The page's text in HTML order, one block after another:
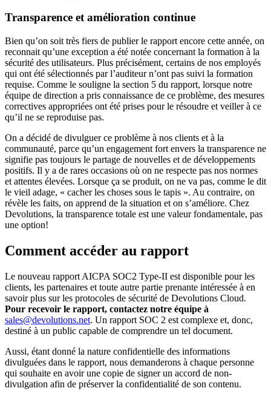
Transparence et amélioration continue
Bien qu’on soit très fiers de publier le rapport encore cette année, on
reconnait qu’une exception a été notée concernant la formation à la
sécurité des utilisateurs. Plus précisément, certains de nos employés
qui ont été sélectionnés par l’auditeur n’ont pas suivi la formation
requise. Comme le souligne la section 5 du rapport, lorsque notre
équipe de direction a pris connaissance de ce problème, des mesures
correctives appropriées ont été prises pour le résoudre et veiller à ce
qu’il ne se reproduise pas.
On a décidé de divulguer ce problème à nos clients et à la
communauté, parce qu’un engagement fort envers la transparence ne
signifie pas toujours le partage de nouvelles et de développements
positifs. Il y a de rares occasions où on ne respecte pas nos normes
et attentes élevées. Lorsque ça se produit, on ne va pas, comme le dit
le vieil adage, « cacher les choses sous le tapis ». Au contraire, on
révèle les faits, on apprend de la situation et on s’améliore. Chez
Devolutions, la transparence totale est une valeur fondamentale, pas
une option!
Comment accéder au rapport
Le nouveau rapport AICPA SOC2 Type-II est disponible pour les
clients, les partenaires et toute autre partie prenante intéressée à en
savoir plus sur les protocoles de sécurité de Devolutions Cloud.
Pour recevoir le rapport, contactez notre équipe à
sales@devolutions.net. Un rapport SOC 2 est complexe et, donc,
destiné à un public capable de comprendre un tel document.
Aussi, étant donné la nature confidentielle des informations
divulguées dans le rapport, nous demanderons à chaque personne
qui souhaite en avoir une copie de signer un accord de non-
divulgation afin de préserver la confidentialité de son contenu.